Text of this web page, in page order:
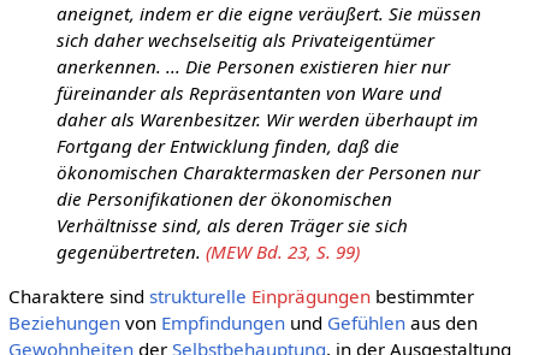
aneignet, indem er die eigne veräußert. Sie müssen
sich daher wechselseitig als Privateigentümer
anerkennen. ... Die Personen existieren hier nur
füreinander als Repräsentanten von Ware und
daher als Warenbesitzer. Wir werden überhaupt im
Fortgang der Entwicklung finden, daß die
ökonomischen Charaktermasken der Personen nur
die Personifikationen der ökonomischen
Verhältnisse sind, als deren Träger sie sich
gegenübertreten. (MEW Bd. 23, S. 99)
Charaktere sind strukturelle Einprägungenbestimmter
Beziehungenvon Empfindungenund Gefühlenaus den
Gewohnheitender Selbstbehauptung, in der Ausgestaltung